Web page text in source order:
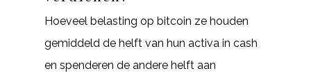
Hoeveel belasting op bitcoin ze houden
gemiddeld de helft van hun activa in cash
en spenderen de andere helft aan